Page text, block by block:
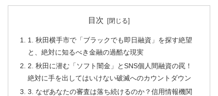
目次
1. 秋田横手市で「ブラックでも即日融資」を探す絶望
と、絶対に知るべき金融の過酷な現実
2. 秋田に潜む「ソフト闇金」とSNS個人間融資の罠！
絶対に手を出してはいけない破滅へのカウントダウン
3. なぜあなたの審査は落ち続けるのか？信用情報機関